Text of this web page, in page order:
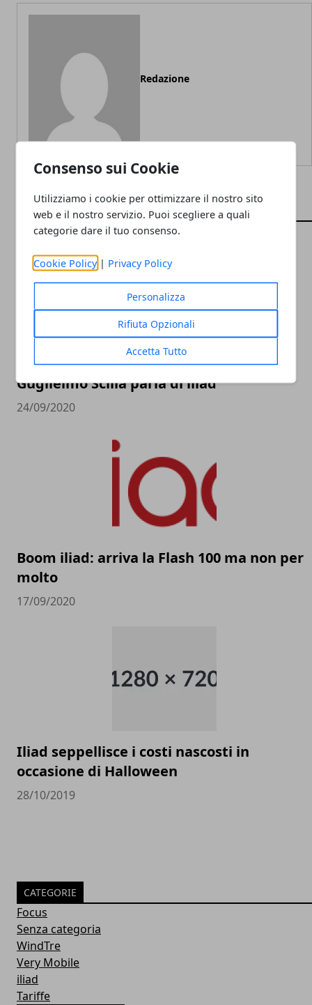
Consenso sui Cookie
Utilizziamo i cookie per ottimizzare il nostro sito
web e il nostro servizio. Puoi scegliere a quali
categorie dare il tuo consenso.
Cookie Policy | Privacy Policy
Personalizza
Rifiuta Opzionali
Accetta Tutto
Redazione
ARTICOLI CORRELATI
iliad, nuova offerta e nuovo spot: anche
Guglielmo Scilla parla di iliad
24/09/2020
Boom iliad: arriva la Flash 100 ma non per
molto
17/09/2020
Iliad seppellisce i costi nascosti in
occasione di Halloween
28/10/2019
CATEGORIE
Focus
Senza categoria
WindTre
Very Mobile
iliad
Tariffe